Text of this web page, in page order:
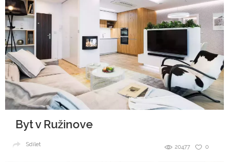
Byt v Ružinove
0
20477
Sdílet